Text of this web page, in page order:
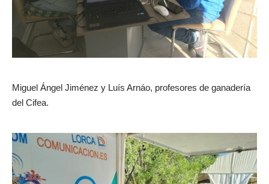
Miguel Ángel Jiménez y Luís Arnáo, profesores de ganadería
del Cifea.